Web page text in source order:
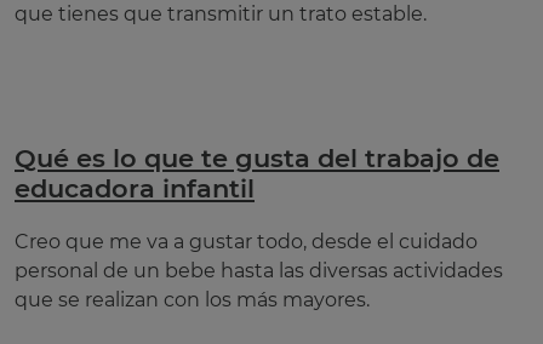
que tienes que transmitir un trato estable.
Qué es lo que te gusta del trabajo de
educadora infantil
Creo que me va a gustar todo, desde el cuidado
personal de un bebe hasta las diversas actividades
que se realizan con los más mayores.